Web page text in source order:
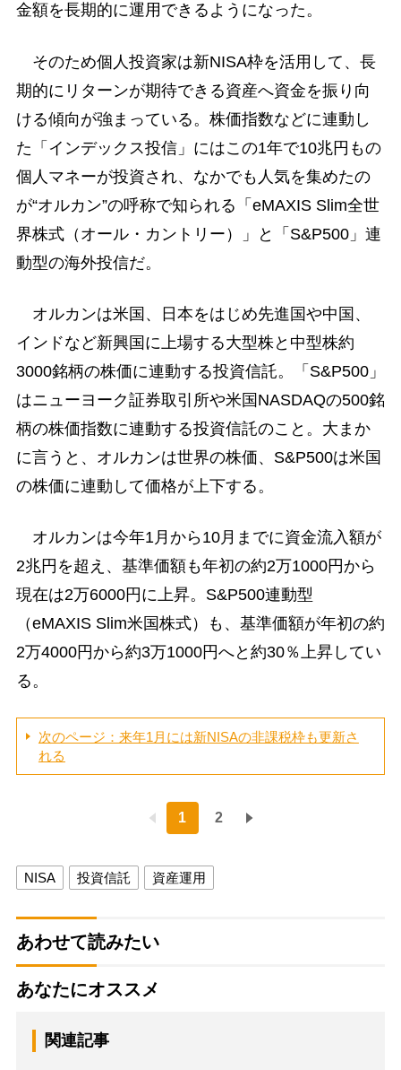
金額を長期的に運用できるようになった。
そのため個人投資家は新NISA枠を活用して、長
期的にリターンが期待できる資産へ資金を振り向
ける傾向が強まっている。株価指数などに連動し
た「インデックス投信」にはこの1年で10兆円もの
個人マネーが投資され、なかでも人気を集めたの
が“オルカン”の呼称で知られる「eMAXIS Slim全世
界株式（オール・カントリー）」と「S&P500」連
動型の海外投信だ。
オルカンは米国、日本をはじめ先進国や中国、
インドなど新興国に上場する大型株と中型株約
3000銘柄の株価に連動する投資信託。「S&P500」
はニューヨーク証券取引所や米国NASDAQの500銘
柄の株価指数に連動する投資信託のこと。大まか
に言うと、オルカンは世界の株価、S&P500は米国
の株価に連動して価格が上下する。
オルカンは今年1月から10月までに資金流入額が
2兆円を超え、基準価額も年初の約2万1000円から
現在は2万6000円に上昇。S&P500連動型
（eMAXIS Slim米国株式）も、基準価額が年初の約
2万4000円から約3万1000円へと約30％上昇してい
る。
次のページ：来年1月には新NISAの非課税枠も更新さ
れる
1 2
NISA 投資信託 資産運用
あわせて読みたい
あなたにオススメ
関連記事